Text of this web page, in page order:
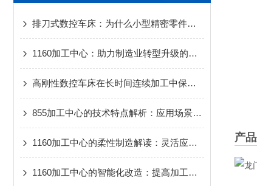
排刀式数控车床：为什么小型精密零件离不开它？
1160加工中心：助力制造业转型升级的新动力
高刚性数控车床在长时间连续加工中保持稳定的秘密
855加工中心的技术特点解析：应用场景及操作规范分享
1160加工中心的柔性制造解读：灵活应对市场需求
1160加工中心的智能化改造：提高加工效率
产